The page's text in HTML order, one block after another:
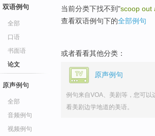
双语例句
全部
口语
书面语
论文
原声例句
全部
音频例句
视频例句
当前分类下找不到"scoop out
查看双语例句下的全部例句
或者看看其他分类：
原声例句
例句来自VOA、美剧等，您可以
看美剧边学地道的美语。